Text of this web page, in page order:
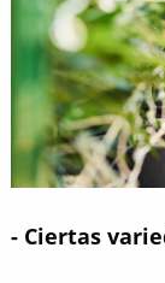
- Ciertas